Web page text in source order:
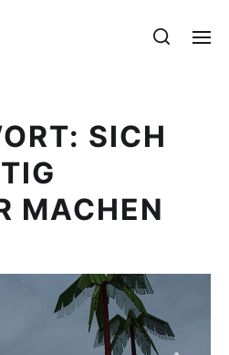
SICH
MACHEN